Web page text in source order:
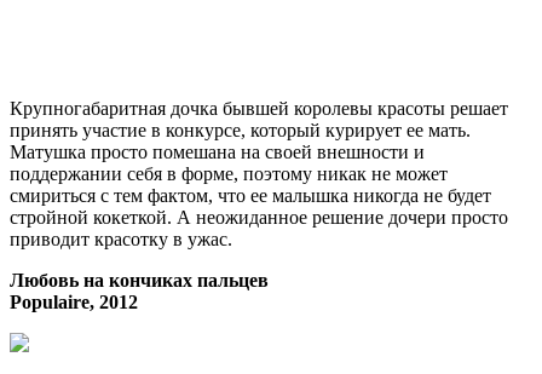
Крупногабаритная дочка бывшей королевы красоты решает
принять участие в конкурсе, который курирует ее мать.
Матушка просто помешана на своей внешности и
поддержании себя в форме, поэтому никак не может
смириться с тем фактом, что ее малышка никогда не будет
стройной кокеткой. А неожиданное решение дочери просто
приводит красотку в ужас.
Любовь на кончиках пальцев
Populaire, 2012